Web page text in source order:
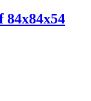
84x84x54